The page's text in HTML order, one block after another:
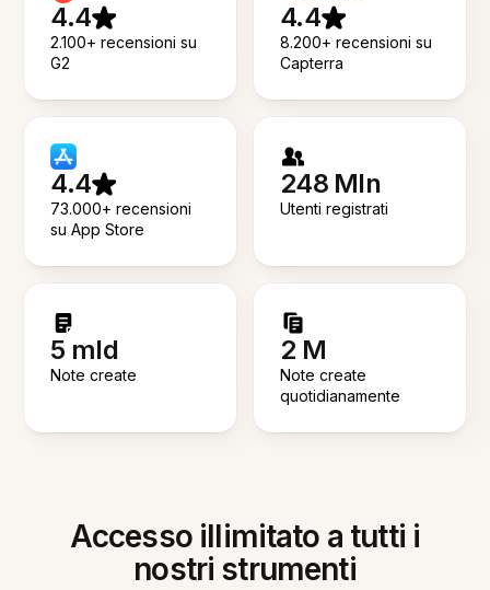
4.4
2.100+ recensioni su
G2
4.4
8.200+ recensioni su
Capterra
4.4
73.000+ recensioni
su App Store
248 Mln
Utenti registrati
5 mld
Note create
2 M
Note create
quotidianamente
Accesso illimitato a tutti i
nostri strumenti